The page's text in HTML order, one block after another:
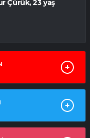
Çürük, 23 yaş